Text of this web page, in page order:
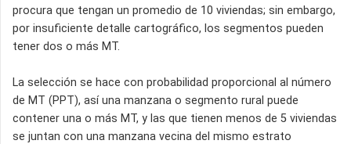
procura que tengan un promedio de 10 viviendas; sin embargo,
por insuficiente detalle cartográfico, los segmentos pueden
tener dos o más MT.
La selección se hace con probabilidad proporcional al número
de MT (PPT), así una manzana o segmento rural puede
contener una o más MT, y las que tienen menos de 5 viviendas
se juntan con una manzana vecina del mismo estrato